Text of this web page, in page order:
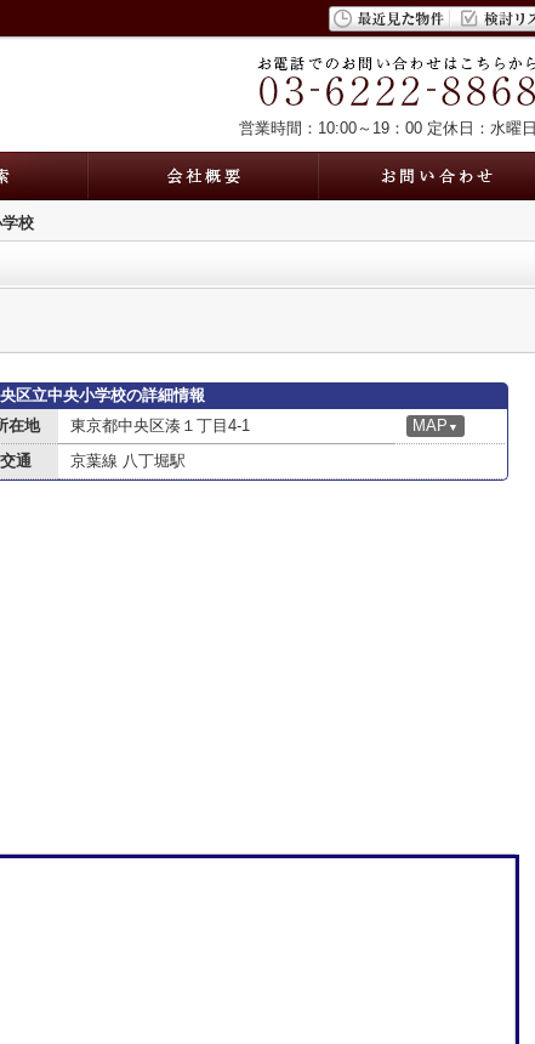
営業時間：10:00～19：00 定休日：水曜日
校
区立中央小学校の詳細情報
在地
東京都中央区湊１丁目4-1 MAP ▼
交通 京葉線 八丁堀駅